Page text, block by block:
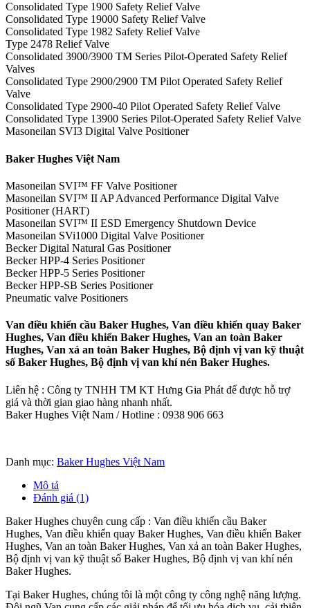
Consolidated Type 1900 Safety Relief Valve
Consolidated Type 19000 Safety Relief Valve
Consolidated Type 1982 Safety Relief Valve
Type 2478 Relief Valve
Consolidated 3900/3900 TM Series Pilot-Operated Safety Relief
Valves
Consolidated Type 2900/2900 TM Pilot Operated Safety Relief
Valve
Consolidated Type 2900-40 Pilot Operated Safety Relief Valve
Consolidated Type 13900 Series Pilot-Operated Safety Relief Valve
Masoneilan SVI3 Digital Valve Positioner
Baker Hughes Việt Nam
Masoneilan SVI™ FF Valve Positioner
Masoneilan SVI™ II AP Advanced Performance Digital Valve
Positioner (HART)
Masoneilan SVI™ II ESD Emergency Shutdown Device
Masoneilan SVi1000 Digital Valve Positioner
Becker Digital Natural Gas Positioner
Becker HPP-4 Series Positioner
Becker HPP-5 Series Positioner
Becker HPP-SB Series Positioner
Pneumatic valve Positioners
Van điều khiển cầu Baker Hughes, Van điều khiển quay Baker
Hughes, Van điều khiển Baker Hughes, Van an toàn Baker
Hughes, Van xả an toàn Baker Hughes, Bộ định vị van kỹ thuật
số Baker Hughes, Bộ định vị van khí nén Baker Hughes.
Liên hệ : Công ty TNHH TM KT Hưng Gia Phát để được hỗ trợ
giá và thời gian giao hàng nhanh nhất.
Baker Hughes Việt Nam / Hotline : 0938 906 663
Danh mục: Baker Hughes Việt Nam
Mô tả
Đánh giá (1)
Baker Hughes chuyên cung cấp : Van điều khiển cầu Baker
Hughes, Van điều khiển quay Baker Hughes, Van điều khiển Baker
Hughes, Van an toàn Baker Hughes, Van xả an toàn Baker Hughes,
Bộ định vị van kỹ thuật số Baker Hughes, Bộ định vị van khí nén
Baker Hughes.
Tại Baker Hughes, chúng tôi là một công ty công nghệ năng lượng.